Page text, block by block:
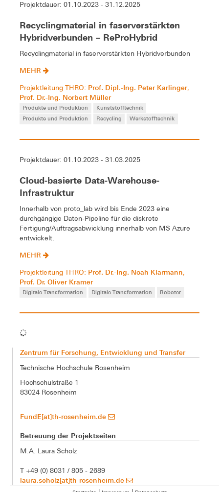
Projektdauer: 01.10.2023 - 31.12.2025
Recyclingmaterial in faserverstärkten
Hybridverbunden – ReProHybrid
Recyclingmaterial in faserverstärkten Hybridverbunden
MEHR
Projektleitung THRO: Prof. Dipl.-Ing. Peter Karlinger,
Prof. Dr.-Ing. Norbert Müller
Produkte und Produktion
Kunststofftechnik
Produkte und Produktion
Recycling Werkstofftechnik
Projektdauer: 01.10.2023 - 31.03.2025
Cloud-basierte Data-Warehouse-
Infrastruktur
Innerhalb von proto_lab wird bis Ende 2023 eine
durchgängige Daten-Pipeline für die diskrete
Fertigung/Auftragsabwicklung innerhalb von MS Azure
entwickelt.
MEHR
Projektleitung THRO: Prof. Dr.-Ing. Noah Klarmann,
Prof. Dr. Oliver Kramer
Digitale Transformation Digitale Transformation Roboter
Zentrum für Forschung, Entwicklung und Transfer
Technische Hochschule Rosenheim
Hochschulstraße 1
83024 Rosenheim
FundE[at]th-rosenheim.de
Betreuung der Projektseiten
M.A. Laura Scholz
T +49 (0) 8031 / 805 - 2689
laura.scholz[at]th-rosenheim.de